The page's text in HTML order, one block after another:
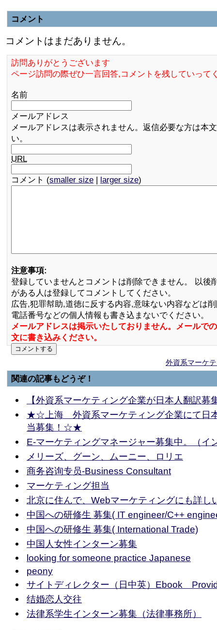
コメント
コメントはまだありません。
訪問ありがとうございます
ページ訪問の際ぜひ一言回答,コメントを残していって
名前
メールアドレス
メールアドレスは表示されません。返信必要な方は本
い。
URL
コメント (smaller size | larger size)
注意事項:
登録していませんとコメントは削除できません。 以後
がある人は登録してコメントしてください。
広告,犯罪幇助,道徳に反する内容,意味ない内容などは
電話番号などの個人情報も書き込まないでください。
メールアドレスは掲示いたしておりません。メールで
文に書き込みください。
外資系マーケ
関連の記事もどうぞ！
【外資系マーケティング企業が日本人翻訳募
★☆上海 外資系マーケティング企業にて日
当募集！☆★
E-マーケティングマネージャー募集中。（イ
メリーズ、グーン、ムーニー、ロリエ
商务咨询专员-Business Consultant
マーケティング担当
北京に住んで、Webマーケティングにも詳し
中国への研修生 募集( IT engineer/C++
中国への研修生 募集( International Trade)
中国人女性インターン募集
looking for someone practice Japanese
peony
サイトディレクター（日中英）Ebook
结婚恋人交往
法律系学生インターン募集（法律事務所）